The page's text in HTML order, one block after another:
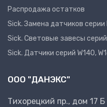
Распродажа остатков
Sick. Замена датчиков серии
Sick. Световые завесы серий
Sick. Датчики серий W140,
ООО "ДАНЭКС"
Тихорецкий пр., дом 17 Б